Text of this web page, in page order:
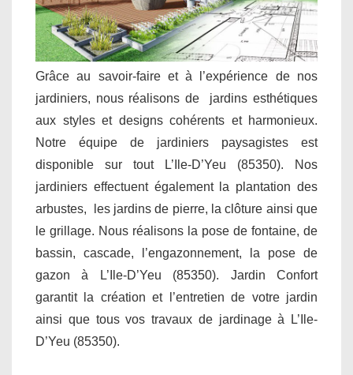
Grâce au savoir-faire et à l’expérience de nos
jardiniers, nous réalisons de jardins esthétiques
aux styles et designs cohérents et harmonieux.
Notre équipe de jardiniers paysagistes est
disponible sur tout L’Ile-D’Yeu (85350). Nos
jardiniers effectuent également la plantation des
arbustes, les jardins de pierre, la clôture ainsi que
le grillage. Nous réalisons la pose de fontaine, de
bassin, cascade, l’engazonnement, la pose de
gazon à L’Ile-D’Yeu (85350). Jardin Confort
garantit la création et l’entretien de votre jardin
ainsi que tous vos travaux de jardinage à L’Ile-
D’Yeu (85350).